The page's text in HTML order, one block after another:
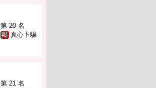
第 20 名
真心卜騙
第 21 名